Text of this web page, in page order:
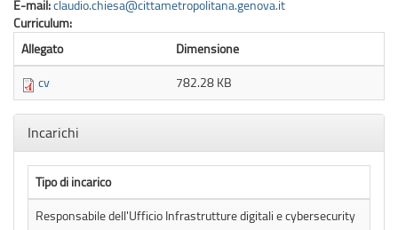
E-mail:claudio.chiesa@cittametropolitana.genova.it
Curriculum:
Allegato
Dimensione
cv
782.28 KB
Nascondi
Incarichi
Tipo di incarico
Responsabile dell'Ufficio Infrastrutture digitali e cybersecurity